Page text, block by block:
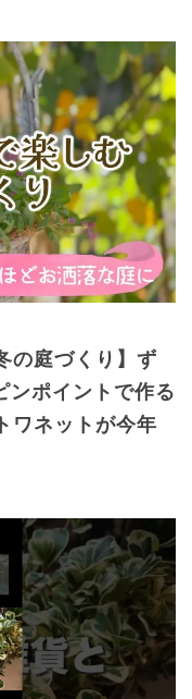
の庭づくり】ず
ンポイントで作る
ワネットが今年